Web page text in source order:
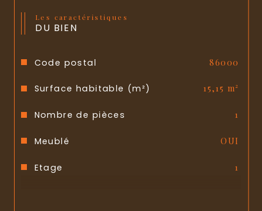
Les informations sur les risques auxquels ce bien est exposé
Les caractéristiques
DU BIEN
Code postal 86000
Surface habitable (m²) 15,15 m²
Nombre de pièces 1
Meublé OUI
Etage 1